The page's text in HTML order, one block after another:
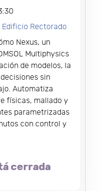
Rectorado
Nexus, un
Multiphysics
de modelos, la
sin
Automatiza
físicas, mallado y
parametrizadas
con control y
cerrada